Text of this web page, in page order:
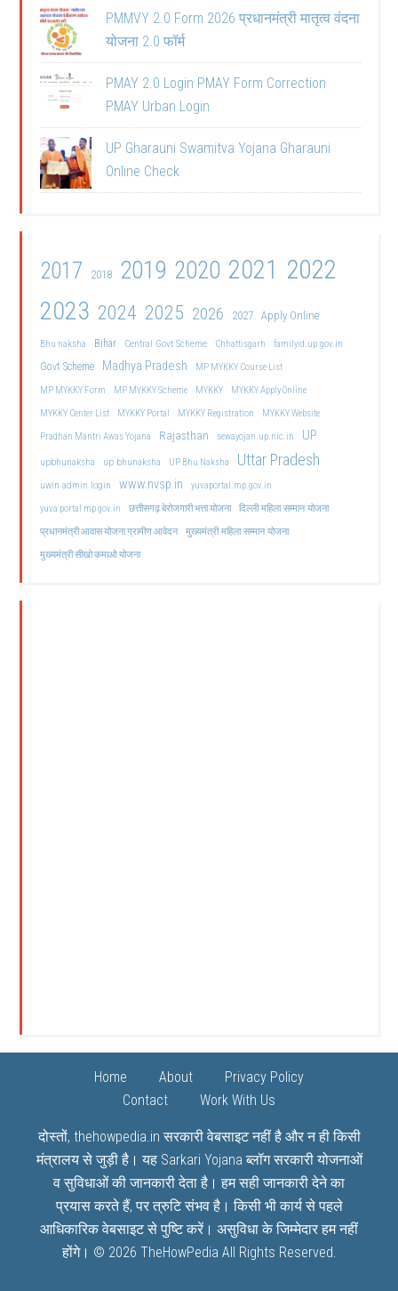
PMMVY 2.0 Form 2026 प्रधानमंत्री मातृत्व वंदना
योजना 2.0 फॉर्म
PMAY 2.0 Login PMAY Form Correction
PMAY Urban Login
UP Gharauni Swamitva Yojana Gharauni
Online Check
2017 2018 2019 2020 2021 2022
2023 2024 2025 2026 2027 Apply Online
Bhu naksha Bihar Central Govt Scheme Chhattisgarh familyid.up.gov.in
Govt Scheme Madhya Pradesh
MP MYKKY Course List
MP MYKKY Form
MP MYKKY Scheme MYKKY
MYKKY Apply Online
MYKKY Center List
MYKKY Portal MYKKY Registration
MYKKY Website
Pradhan Mantri Awas Yojana
Rajasthan sewayojan.up.nic.in UP
upbhunaksha up bhunaksha UP Bhu Naksha Uttar Pradesh
uwin admin login www.nvsp.in
yuvaportal.mp.gov.in
yuva portal mp gov.in
छत्तीसगढ़ बेरोजगारी भत्ता योजना दिल्ली महिला सम्मान योजना
प्रधानमंत्री आवास योजना ग्रामीण आवेदन मुख्यमंत्री महिला सम्मान योजना
मुख्यमंत्री सीखो कमाओ योजना
Home About
Privacy Policy
Contact
Work With Us
दोस्तों, thehowpedia.in सरकारी वेबसाइट नहीं है और न ही किसी
मंत्रालय से जुड़ी है। यह Sarkari Yojana ब्लॉग सरकारी योजनाओं
व सुविधाओं की जानकारी देता है। हम सही जानकारी देने का
प्रयास करते हैं, पर त्रुटि संभव है। किसी भी कार्य से पहले
आधिकारिक वेबसाइट से पुष्टि करें। असुविधा के जिम्मेदार हम नहीं
होंगे। © 2026 TheHowPedia All Rights Reserved.